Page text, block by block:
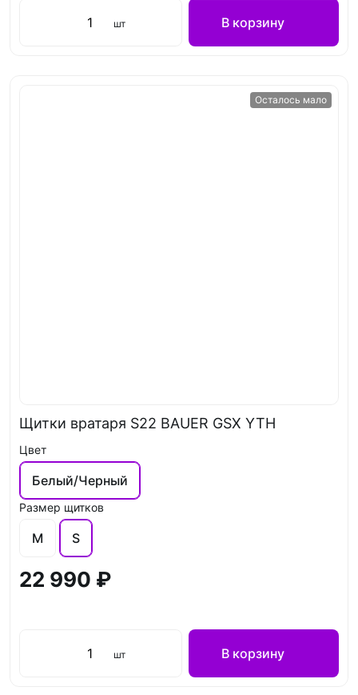
шт В корзину
Осталось мало
Щитки вратаря S22 BAUER GSX YTH
Цвет
Белый/Черный
Размер щитков
M S
22 990 ₽
шт В корзину